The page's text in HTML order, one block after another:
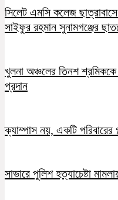
সিলেট এমসি কলেজ
সাইফুর রহমান সুনামগঞ্জের
খুলনা অঞ্চলের তিনশ
প্রদান
ক্যাম্পাস নয়, একটি পরিবারের
সাভারে পুলিশ হত্যাচেষ্টা